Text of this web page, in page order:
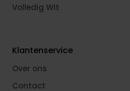
Volledig Wit
Klantenservice
Over ons
Contact